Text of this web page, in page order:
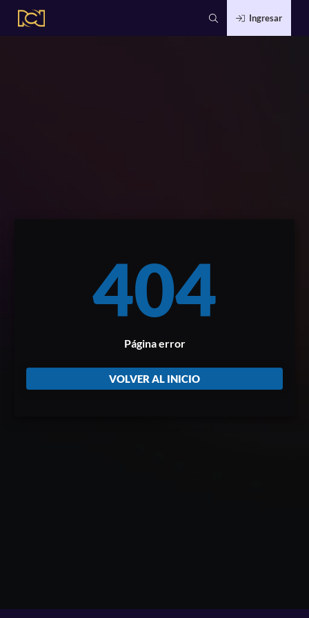
Ingresar
404
Página error
VOLVER AL INICIO